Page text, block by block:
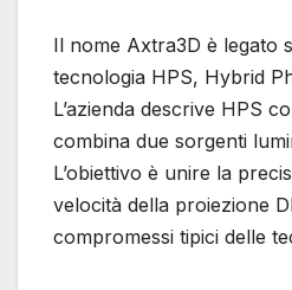
Il nome Axtra3D è legato
tecnologia HPS, Hybrid
L’azienda descrive HPS
combina due sorgenti
L’obiettivo è unire la
velocità della proiezione
compromessi tipici delle